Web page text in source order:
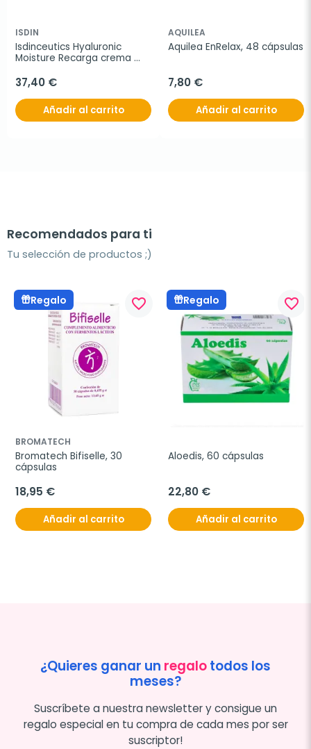
ISDIN
Isdinceutics Hyaluronic
Moisture Recarga crema
37,40 €
Añadir al carrito
AQUILEA
Aquilea EnRelax, 48 cápsulas
7,80 €
Añadir al carrito
Recomendados para ti
Tu selección de productos ;)
Regalo favorite_border
BROMATECH
Bromatech Bifiselle, 30
cápsulas
18,95 €
Añadir al carrito
Regalo favorite_border
Aloedis, 60 cápsulas
22,80 €
Añadir al carrito
¿Quieres ganar un regalotodos los
meses?
Suscríbete a nuestra newsletter y consigue un
regalo especial en tu compra de cada mes por ser
suscriptor!